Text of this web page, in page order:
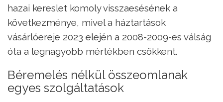
hazai kereslet komoly visszaesésének a
következménye, mivel a háztartások
vásárlóereje 2023 elején a 2008-2009-es válság
óta a legnagyobb mértékben csökkent.
Béremelés nélkül összeomlanak
egyes szolgáltatások